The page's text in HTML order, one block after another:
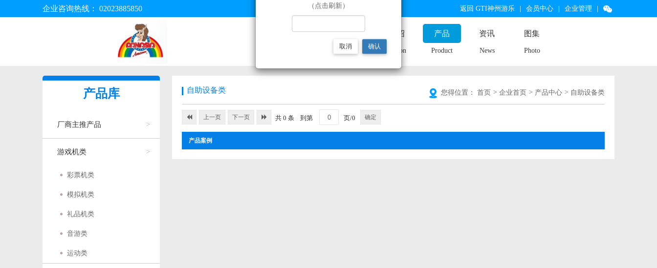
企业咨询热线： 02023885850 返回 GTI神州游乐 会员中心 企业管理
企业首页 公司介绍
Introduction
产品
Product
资讯
News
图集
Photo
产品库
厂商主推产品
游戏机类
彩票机类
模拟机类
礼品机类
音游类
运动类
自助设备类 您得位置： 首页 > 企业首页 > 产品中心 > 自助设备类
上一页 下一页 共 0 条 到第 页/0 确定
产品案例
（点击刷新）
取消 确认